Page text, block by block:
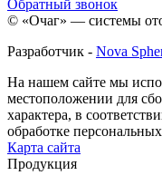
Обратный звонок
© «Очаг» — системы
Разработчик - Nova
На нашем сайте мы
местоположении для
характера, в
обработке
Карта сайта
Продукция